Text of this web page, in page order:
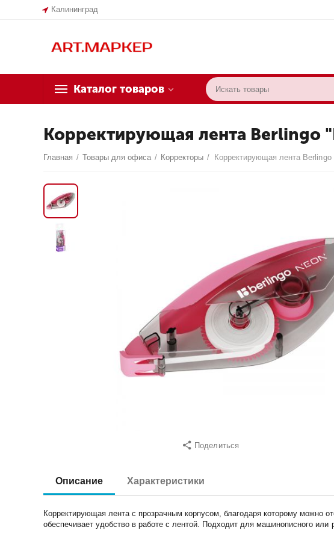
Калининград
Каталог товаров
Корректирующая лента Berlingo
Главная / Товары для офиса / Корректоры /
Поделиться
Описание Характеристики
Корректирующая лента с прозрачным корпусом, благодаря которому можно
обеспечивает удобство в работе с лентой. Подходит для машинописного или